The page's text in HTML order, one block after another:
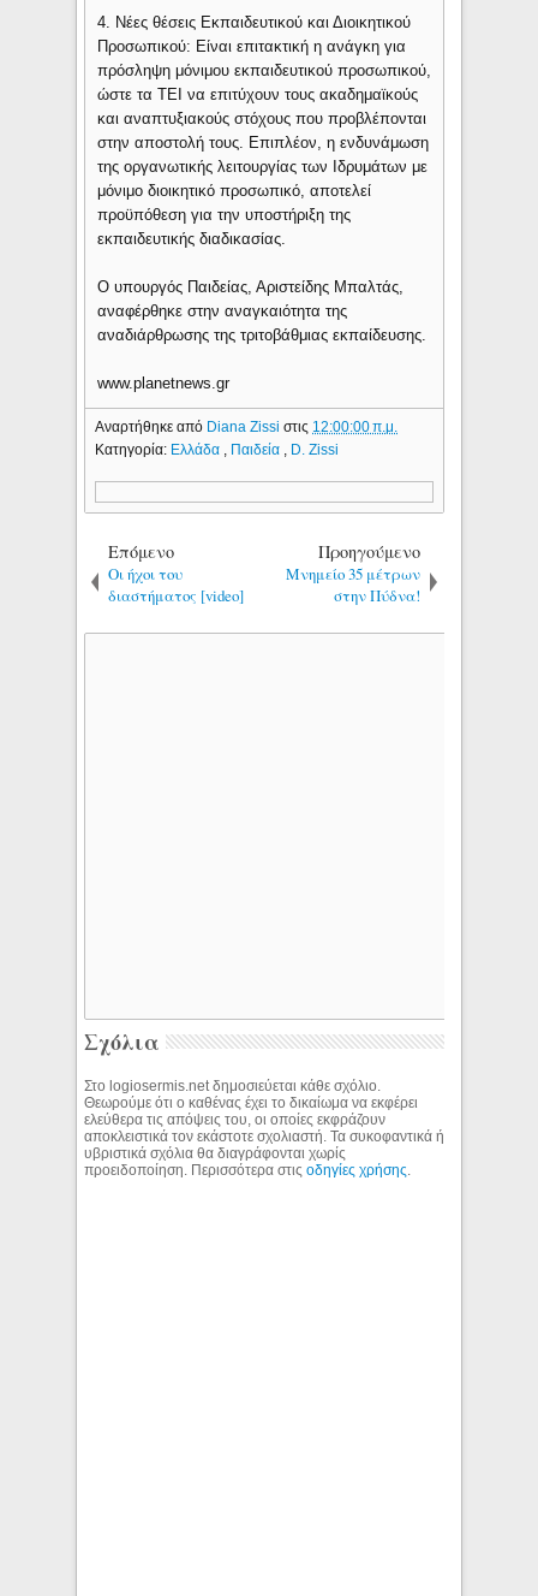
4. Νέες θέσεις Εκπαιδευτικού και Διοικητικού
Προσωπικού: Είναι επιτακτική η ανάγκη για
πρόσληψη μόνιμου εκπαιδευτικού προσωπικού,
ώστε τα ΤΕΙ να επιτύχουν τους ακαδημαϊκούς
και αναπτυξιακούς στόχους που προβλέπονται
στην αποστολή τους. Επιπλέον, η ενδυνάμωση
της οργανωτικής λειτουργίας των Ιδρυμάτων με
μόνιμο διοικητικό προσωπικό, αποτελεί
προϋπόθεση για την υποστήριξη της
εκπαιδευτικής διαδικασίας.
O υπουργός Παιδείας, Αριστείδης Μπαλτάς,
αναφέρθηκε στην αναγκαιότητα της
αναδιάρθρωσης της τριτοβάθμιας εκπαίδευσης.
www.planetnews.gr
Αναρτήθηκε από Diana Zissiστις 12:00:00 π.μ.
Κατηγορία: Ελλάδα Παιδεία D. Zissi
Επόμενο
Οι ήχοι του
διαστήματος [video]
Προηγούμενο
Μνημείο 35 μέτρων
στην Πύδνα!
Σχόλια
Στο logiosermis.net δημοσιεύεται κάθε σχόλιο.
Θεωρούμε ότι ο καθένας έχει το δικαίωμα να εκφέρει
ελεύθερα τις απόψεις του, οι οποίες εκφράζουν
αποκλειστικά τον εκάστοτε σχολιαστή. Τα συκοφαντικά ή
υβριστικά σχόλια θα διαγράφονται χωρίς
προειδοποίηση. Περισσότερα στιςοδηγίες χρήσης